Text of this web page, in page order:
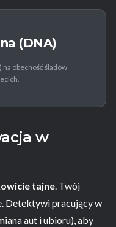
(DNA)
na obecność śladów
w
tajne. Twój
Detektywi pracujący w
aut i ubioru), aby